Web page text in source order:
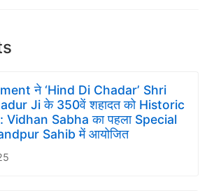
ने ‘Hind Di Chadar’ Shri
Ji के 350वें शहादत को Historic
Sabha का पहला Special
Sahib में आयोजित